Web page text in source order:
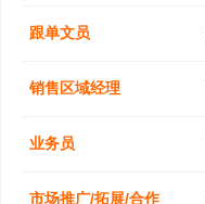
跟单文员
销售区域经理
业务员
市场推广/拓展/合作